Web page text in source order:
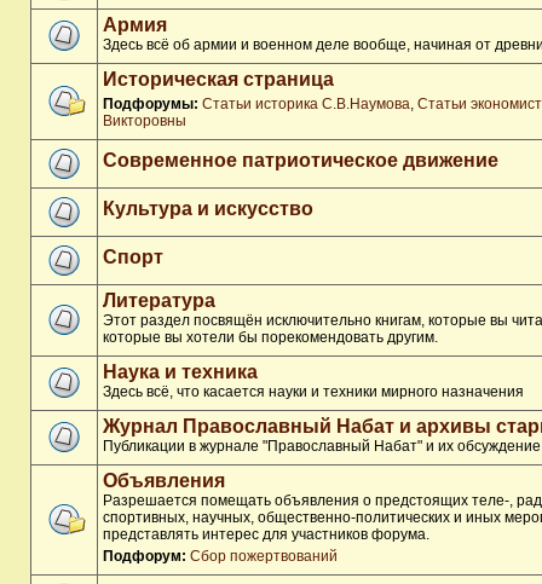
Армия
Здесь всё об армии и военном деле вообще, начиная от
Историческая страница
Подфорумы: Статьи историка С.В.Наумова, Статьи
Викторовны
Современное патриотическое движение
Культура и искусство
Спорт
Литература
Этот раздел посвящён исключительно книгам, которые вы
которые вы хотели бы порекомендовать другим.
Наука и техника
Здесь всё, что касается науки и техники мирного назначения
Журнал Православный Набат и архивы
Публикации в журнале "Православный Набат" и их обсуждение
Объявления
Разрешается помещать объявления о предстоящих теле-,
спортивных, научных, общественно-политических и иных
представлять интерес для участников форума.
Подфорум: Сбор пожертвований